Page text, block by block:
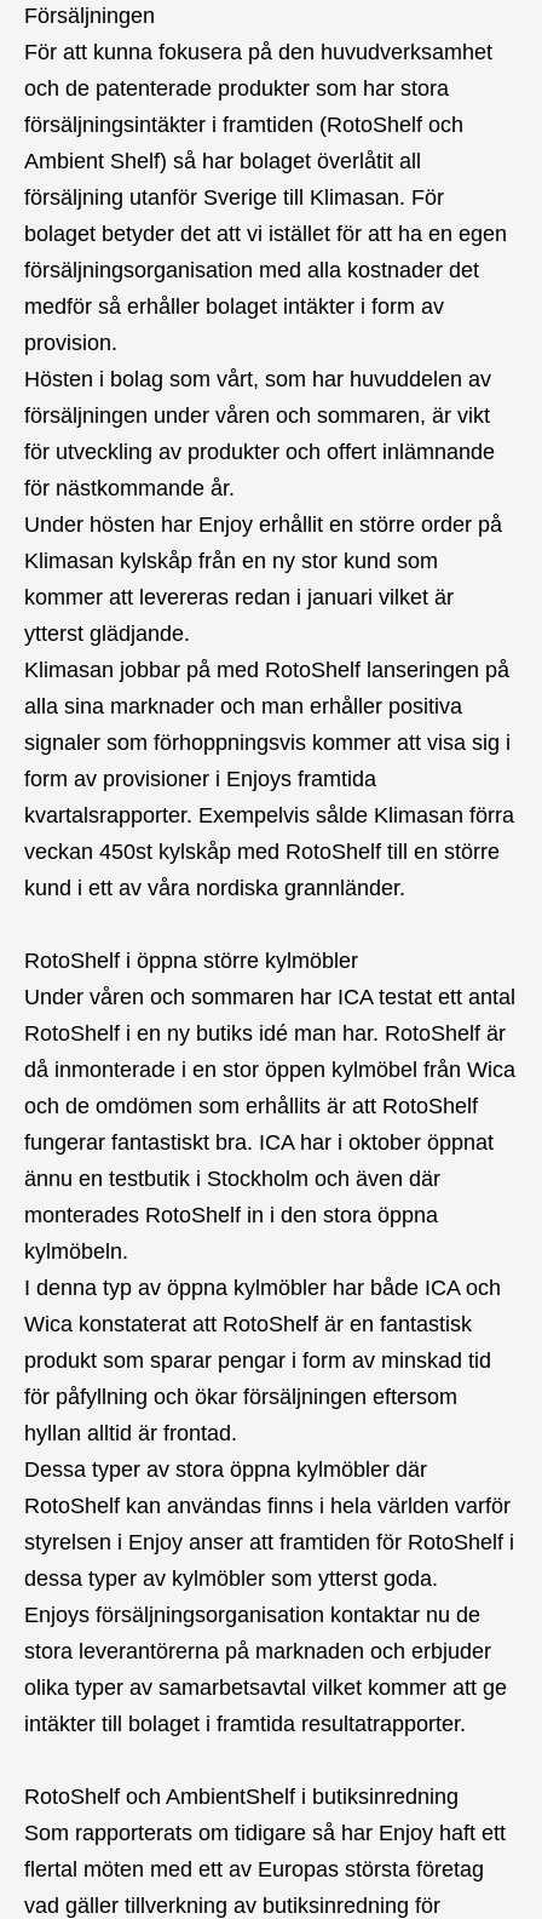
Försäljningen
För att kunna fokusera på den huvudverksamhet
och de patenterade produkter som har stora
försäljningsintäkter i framtiden (RotoShelf och
Ambient Shelf) så har bolaget överlåtit all
försäljning utanför Sverige till Klimasan. För
bolaget betyder det att vi istället för att ha en egen
försäljningsorganisation med alla kostnader det
medför så erhåller bolaget intäkter i form av
provision.
Hösten i bolag som vårt, som har huvuddelen av
försäljningen under våren och sommaren, är vikt
för utveckling av produkter och offert inlämnande
för nästkommande år.
Under hösten har Enjoy erhållit en större order på
Klimasan kylskåp från en ny stor kund som
kommer att levereras redan i januari vilket är
ytterst glädjande.
Klimasan jobbar på med RotoShelf lanseringen på
alla sina marknader och man erhåller positiva
signaler som förhoppningsvis kommer att visa sig i
form av provisioner i Enjoys framtida
kvartalsrapporter. Exempelvis sålde Klimasan förra
veckan 450st kylskåp med RotoShelf till en större
kund i ett av våra nordiska grannländer.
RotoShelf i öppna större kylmöbler
Under våren och sommaren har ICA testat ett antal
RotoShelf i en ny butiks idé man har. RotoShelf är
då inmonterade i en stor öppen kylmöbel från Wica
och de omdömen som erhållits är att RotoShelf
fungerar fantastiskt bra. ICA har i oktober öppnat
ännu en testbutik i Stockholm och även där
monterades RotoShelf in i den stora öppna
kylmöbeln.
I denna typ av öppna kylmöbler har både ICA och
Wica konstaterat att RotoShelf är en fantastisk
produkt som sparar pengar i form av minskad tid
för påfyllning och ökar försäljningen eftersom
hyllan alltid är frontad.
Dessa typer av stora öppna kylmöbler där
RotoShelf kan användas finns i hela världen varför
styrelsen i Enjoy anser att framtiden för RotoShelf i
dessa typer av kylmöbler som ytterst goda.
Enjoys försäljningsorganisation kontaktar nu de
stora leverantörerna på marknaden och erbjuder
olika typer av samarbetsavtal vilket kommer att ge
intäkter till bolaget i framtida resultatrapporter.
RotoShelf och AmbientShelf i butiksinredning
Som rapporterats om tidigare så har Enjoy haft ett
flertal möten med ett av Europas största företag
vad gäller tillverkning av butiksinredning för